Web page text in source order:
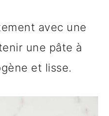
avec une
une pâte à
et lisse.